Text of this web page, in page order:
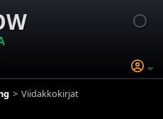
Viidakkokirjat